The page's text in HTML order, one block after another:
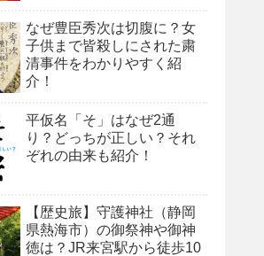
なぜ豊臣秀次は切腹に？女
子供まで皆殺しにされた粛
清事件をわかりやすく紹
介！
平仮名「そ」はなぜ2通
り？どっちが正しい？それ
ぞれの由来も紹介！
【歴史旅】守護神社（静岡
県熱海市）の御祭神や御神
徳は？JR来宮駅から徒歩10